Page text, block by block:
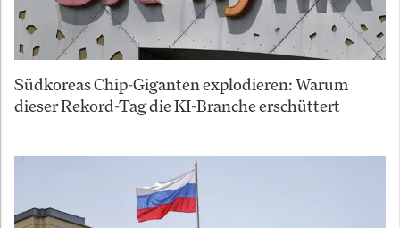
Südkoreas Chip-Giganten explodieren: Warum
dieser Rekord-Tag die KI-Branche erschüttert